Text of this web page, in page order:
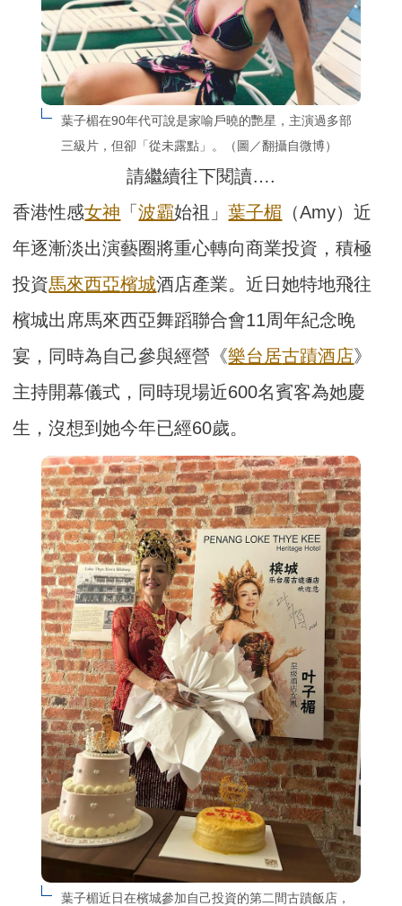
葉子楣在90年代可說是家喻戶曉的艷星，主演過多部
三級片，但卻「從未露點」。（圖／翻攝自微博）
請繼續往下閱讀….
香港性感女神 「波霸始祖」葉子楣 （Amy）近
年逐漸淡出演藝圈將重心轉向商業投資，積極
投資馬來西亞檳城酒店產業。近日她特地飛往
檳城出席馬來西亞舞蹈聯合會11周年紀念晚
宴，同時為自己參與經營《樂台居古蹟酒店》
主持開幕儀式，同時現場近600名賓客為她慶
生，沒想到她今年已經60歲。
葉子楣近日在檳城參加自己投資的第二間古蹟飯店，